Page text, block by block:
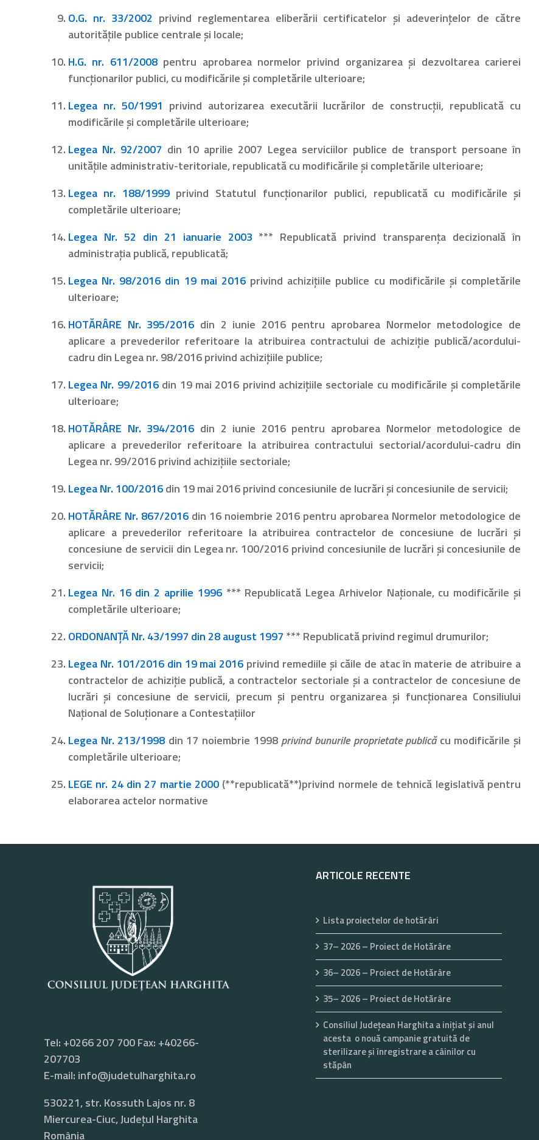
O.G. nr. 33/2002 privind reglementarea eliberării certificatelor şi adeverinţelor de către
autorităţile publice centrale şi locale;
H.G. nr. 611/2008pentru aprobarea normelor privind organizarea şi dezvoltarea carierei
funcţionarilor publici, cu modificările și completările ulterioare;
Legea nr. 50/1991 privind autorizarea executării lucrărilor de construcţii, republicată cu
modificările și completările ulterioare;
Legea Nr. 92/2007 din 10 aprilie 2007 Legea serviciilor publice de transport persoane în
unităţile administrativ-teritoriale, republicată cu modificările și completările ulterioare;
Legea nr. 188/1999privind Statutul funcţionarilor publici, republicată cu modificările și
completările ulterioare;
Legea Nr. 52 din 21 ianuarie 2003 *** Republicată privind transparenţa decizională în
administraţia publică, republicată;
Legea Nr. 98/2016 din 19 mai 2016privind achiziţiile publice cu modificările și completările
ulterioare;
HOTĂRÂRE Nr. 395/2016 din 2 iunie 2016 pentru aprobarea Normelor metodologice de
aplicare a prevederilor referitoare la atribuirea contractului de achiziţie publică/acordului-
cadru din Legea nr. 98/2016 privind achiziţiile publice;
Legea Nr. 99/2016din 19 mai 2016 privind achiziţiile sectoriale cu modificările și completările
ulterioare;
HOTĂRÂRE Nr. 394/2016 din 2 iunie 2016 pentru aprobarea Normelor metodologice de
aplicare a prevederilor referitoare la atribuirea contractului sectorial/acordului-cadru din
Legea nr. 99/2016 privind achiziţiile sectoriale;
Legea Nr. 100/2016din 19 mai 2016 privind concesiunile de lucrări şi concesiunile de servicii;
HOTĂRÂRE Nr. 867/2016din 16 noiembrie 2016 pentru aprobarea Normelor metodologice de
aplicare a prevederilor referitoare la atribuirea contractelor de concesiune de lucrări şi
concesiune de servicii din Legea nr. 100/2016 privind concesiunile de lucrări şi concesiunile de
servicii;
Legea Nr. 16 din 2 aprilie 1996*** Republicată Legea Arhivelor Naţionale, cu modificările și
completările ulterioare;
ORDONANŢĂ Nr. 43/1997 din 28 august 1997 *** Republicată privind regimul drumurilor;
Legea Nr. 101/2016 din 19 mai 2016 privind remediile şi căile de atac în materie de atribuire a
contractelor de achiziţie publică, a contractelor sectoriale şi a contractelor de concesiune de
lucrări şi concesiune de servicii, precum şi pentru organizarea şi funcţionarea Consiliului
Naţional de Soluţionare a Contestaţiilor
Legea Nr. 213/1998 din 17 noiembrie 1998 privind bunurile proprietate publicăcu modificările și
completările ulterioare;
LEGE nr. 24 din 27 martie 2000 (**republicată**)privind normele de tehnică legislativă pentru
elaborarea actelor normative
Tel: +0266 207 700 Fax: +40266-
207703
E-mail: info@judetulharghita.ro
530221, str. Kossuth Lajos nr. 8
Miercurea-Ciuc, Județul Harghita
România
ARTICOLE RECENTE
Lista proiectelor de hotărâri
37– 2026 – Proiect de Hotărâre
36– 2026 – Proiect de Hotărâre
35– 2026 – Proiect de Hotărâre
Consiliul Județean Harghita a inițiat și anul
acesta o nouă campanie gratuită de
sterilizare și înregistrare a câinilor cu
stăpân